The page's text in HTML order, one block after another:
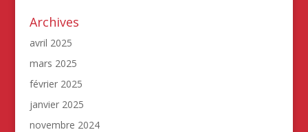
Archives
avril 2025
mars 2025
février 2025
janvier 2025
novembre 2024